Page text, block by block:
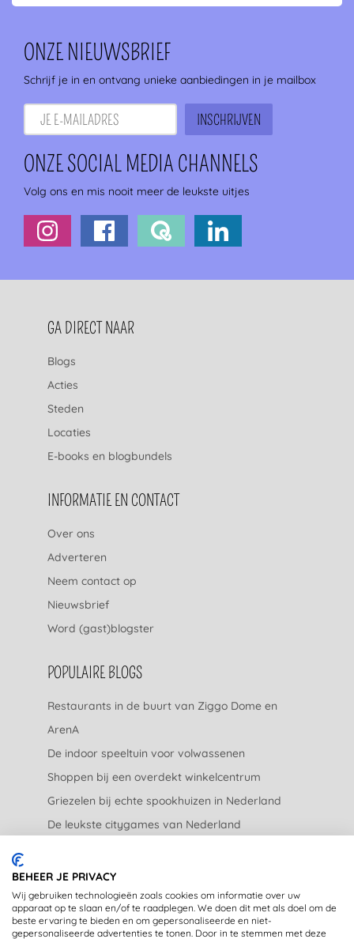
ONZE NIEUWSBRIEF
Schrijf je in en ontvang unieke aanbiedingen in je mailbox
ONZE SOCIAL MEDIA CHANNELS
Volg ons en mis nooit meer de leukste uitjes
FOOTERNAVIGATIE
GA DIRECT NAAR
Blogs
Acties
Steden
Locaties
E-books en blogbundels
INFORMATIE EN CONTACT
Over ons
Adverteren
Neem contact op
Nieuwsbrief
Word (gast)blogster
POPULAIRE BLOGS
Restaurants in de buurt van Ziggo Dome en
ArenA
De indoor speeltuin voor volwassenen
Shoppen bij een overdekt winkelcentrum
Griezelen bij echte spookhuizen in Nederland
De leukste citygames van Nederland
JURIDISCH
Privacyverklaring
BEHEER JE PRIVACY
Wij gebruiken technologieën zoals cookies om informatie over uw
apparaat op te slaan en/of te raadplegen. We doen dit met als doel om de
beste ervaring te bieden en om gepersonaliseerde en niet-
gepersonaliseerde advertenties te tonen. Door in te stemmen met deze